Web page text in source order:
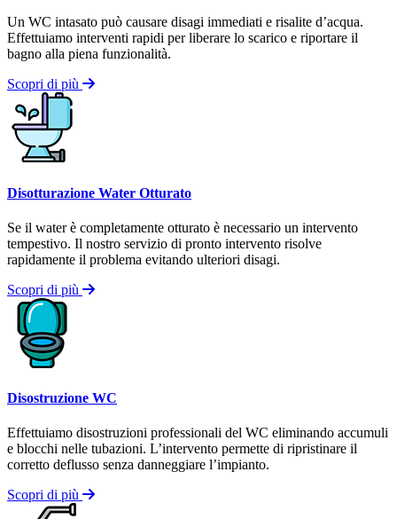
Un WC intasato può causare disagi immediati e risalite d’acqua.
Effettuiamo interventi rapidi per liberare lo scarico e riportare il
bagno alla piena funzionalità.
Scopri di più
Disotturazione Water Otturato
Se il water è completamente otturato è necessario un intervento
tempestivo. Il nostro servizio di pronto intervento risolve
rapidamente il problema evitando ulteriori disagi.
Scopri di più
Disostruzione WC
Effettuiamo disostruzioni professionali del WC eliminando accumuli
e blocchi nelle tubazioni. L’intervento permette di ripristinare il
corretto deflusso senza danneggiare l’impianto.
Scopri di più